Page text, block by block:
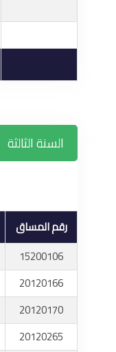
السنة الثالثة
رقم المساق
15200106
20120166
20120170
20120265